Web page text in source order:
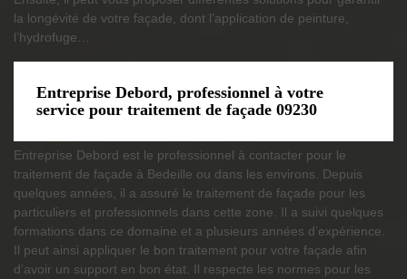
la longévité de votre façade, dont l’application de peinture,
l’hydrofuge…
Entreprise Debord, professionnel à votre
service pour traitement de façade 09230
Entreprise Debord est le professionnel à contacter pour le
traitement de façade à Bedeille ou dans les environs. Depuis
quelques années, il a assuré le traitement de façade pour les
particuliers et professionnels dans cette zone. Il a suivi quelques
formations dans ce domaine et a plusieurs années d’expérience.
Il peut ainsi appliquer le bon traitement pour votre façade afin
d’avoir un support en bon état. Il respecte les normes pour les